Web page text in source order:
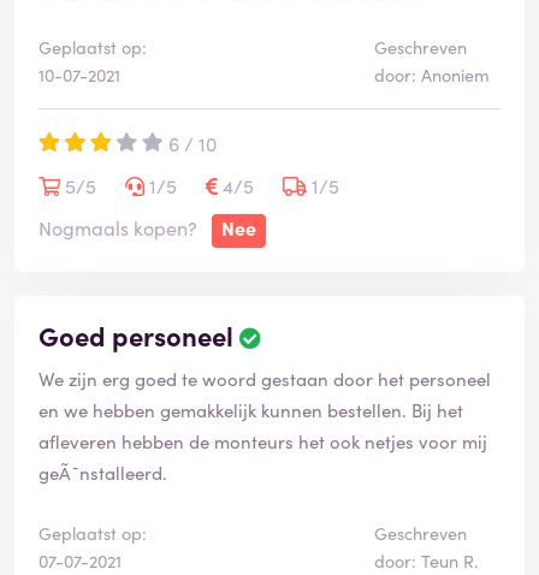
Geplaatst op:
10-07-2021
Geschreven
door: Anoniem
6 / 10
5/5
1/5 4/5
1/5
Nogmaals kopen?
Nee
Goed personeel
We zijn erg goed te woord gestaan door het personeel
en we hebben gemakkelijk kunnen bestellen. Bij het
afleveren hebben de monteurs het ook netjes voor mij
geÃ¯nstalleerd.
Geplaatst op:
07-07-2021
Geschreven
door: Teun R.